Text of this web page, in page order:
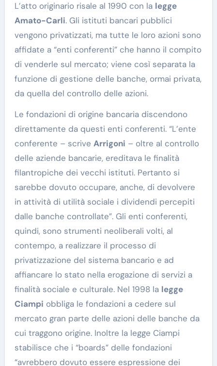
L’atto originario risale al 1990 con la legge
Amato-Carli. Gli istituti bancari pubblici
vengono privatizzati, ma tutte le loro azioni sono
affidate a “enti conferenti” che hanno il compito
di venderle sul mercato; viene così separata la
funzione di gestione delle banche, ormai privata,
da quella del controllo delle azioni.
Le fondazioni di origine bancaria discendono
direttamente da questi enti conferenti. “L’ente
conferente – scrive Arrigoni – oltre al controllo
delle aziende bancarie, ereditava le finalità
filantropiche dei vecchi istituti. Pertanto si
sarebbe dovuto occupare, anche, di devolvere
in attività di utilità sociale i dividendi percepiti
dalle banche controllate”. Gli enti conferenti,
quindi, sono strumenti neoliberali volti, al
contempo, a realizzare il processo di
privatizzazione del sistema bancario e ad
affiancare lo stato nella erogazione di servizi a
finalità sociale e culturale. Nel 1998 la legge
Ciampi obbliga le fondazioni a cedere sul
mercato gran parte delle azioni delle banche da
cui traggono origine. Inoltre la legge Ciampi
stabilisce che i “boards” delle fondazioni
“avrebbero dovuto essere espressione dei